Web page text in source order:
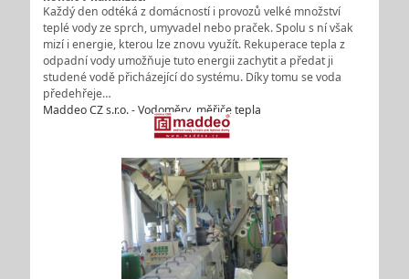
Každý den odtéká z domácností i provozů velké množství
teplé vody ze sprch, umyvadel nebo praček. Spolu s ní však
mizí i energie, kterou lze znovu využít. Rekuperace tepla z
odpadní vody umožňuje tuto energii zachytit a předat ji
studené vodě přicházející do systému. Díky tomu se voda
předehřeje…
Maddeo CZ s.r.o. - Vodoměry, měřiče tepla